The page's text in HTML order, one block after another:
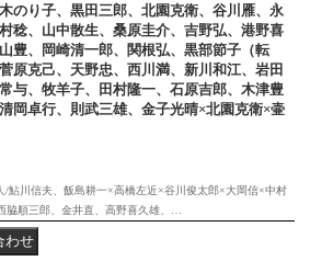
のり子、黒田三郎、北園克衛、谷川雁、永
稔、山中散生、桑原圭介、吉野弘、港野喜
豊、岡崎清一郎、関根弘、黒部節子（転
原克己、天野忠、西川満、新川和江、岩田
与、牧羊子、田村隆一、石原吉郎、木津豊
岡卓行、則武三雄、金子光晴×北園克衛×壷
鮎川信夫、飯島耕一×高橋左近×谷川俊太郎×大岡信×中村
順三郎、金井直、高野喜久雄、…